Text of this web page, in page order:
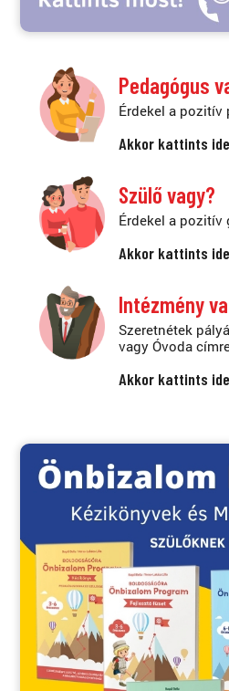
Pedagógus
Érdekel a pozitív
Akkor kattints
Szülő vagy?
Érdekel a pozitív
Akkor kattints
Intézmény
Szeretnétek
vagy Óvoda
Akkor kattints